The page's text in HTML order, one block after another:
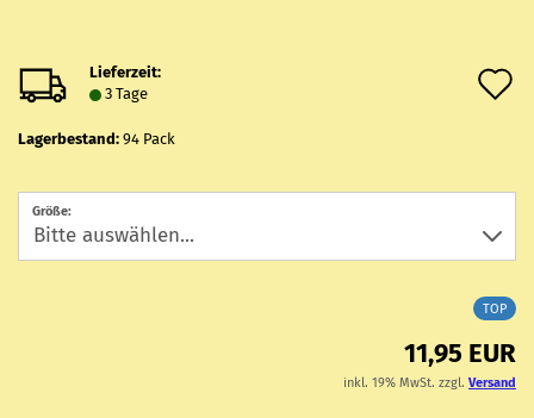
Lieferzeit:
3 Tage
Lagerbestand: 94 Pack
Größe:
TOP
11,95 EUR
inkl. 19% MwSt. zzgl. Versand